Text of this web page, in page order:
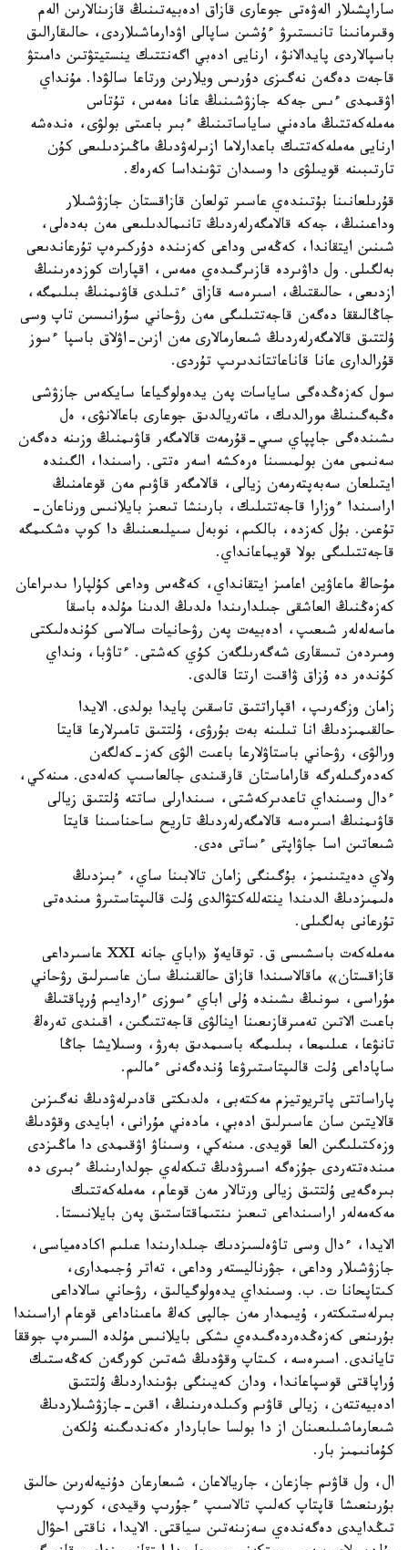
ساراپشىلار الەۋەتى جوعارى قازاق ادەبيەتىنىڭ قازىنالارىن الەم
وقىرمانىنا تانىستىرۋ ءۇشىن ساپالى اۋدارماشىلاردى، حالىقارالىق
باسپالاردى پايدالانۋ، ارنايى ادەبي اگەنتتىك ينستيتۋتىن دامىتۋ
قاجەت دەگەن نەگىزى دۇرىس ويلارىن ورتاعا سالۋدا. مۇنداي
اۋقىمدى ءىس جەكە جازۋشىنىڭ عانا ەمەس، تۇتاس
مەملەكەتتىڭ مادەني ساياساتىنىڭ ءبىر باعىتى بولۋى، ەندەشە
ارنايى مەملەكەتتىك باعدارلاما ازىرلەۋدىڭ ماڭىزدىلىعى كۇن
تارتىبىنە قويىلۋى دا وسىدان تۋىنداسا كەرەك.
قۇرىلعانىنا بۇتىندەي عاسىر تولعان قازاقستان جازۋشىلار
وداعىنىڭ، جەكە قالامگەرلەردىڭ تانىمالدىلىعى مەن بەدەلى،
شىنىن ايتقاندا، كەڭەس وداعى كەزىندە دۇركىرەپ تۇرعاندىعى
بەلگىلى. ول داۋىردە قازىرگىدەي ەمەس، اقپارات كوزدەرىنىڭ
ازدىعى، حالىقتىڭ، اسىرەسە قازاق ءتىلدى قاۋىمنىڭ بىلىمگە،
جاڭالىققا دەگەن قاجەتتىلىگى مەن رۋحاني سۇرانىسىن تاپ وسى
ۇلتتىق قالامگەرلەردىڭ شىعارمالارى مەن ازىن-اۋلاق باسپا ءسوز
قۇرالدارى عانا قاناعاتتاندىرىپ تۇردى.
سول كەزەڭدەگى ساياسات پەن يدەولوگياعا سايكەس جازۋشى
ەڭبەگىنىڭ مورالدىك، ماتەريالدىق جوعارى باعالانۋى، ەل
ىشىندەگى جاپپاي سىي-قۇرمەت قالامگەر قاۋىمنىڭ وزىنە دەگەن
سەنىمى مەن بولمىسىنا ەرەكشە اسەر ەتتى. راسىندا، الگىندە
ايتىلعان سەبەپتەرمەن زيالى، قالامگەر قاۋىم مەن قوعامنىڭ
اراسىندا ءوزارا قاجەتتىلىك، بارىنشا تىعىز بايلانىس ورناعان-
تۇعىن. بۇل كەزدە، بالكىم، نوبەل سىيلىعىنىڭ دا كوپ ەشكىمگە
قاجەتتىلىگى بولا قويماعانداي.
مۇحاڭ ماعاۋين اعامىز ايتقانداي، كەڭەس وداعى كۇلپارا ىدىراعان
كەزەڭنىڭ العاشقى جىلدارىندا ەلدىڭ الدىنا مۇلدە باسقا
ماسەلەلەر شىعىپ، ادەبيەت پەن رۋحانيات سالاسى كۇندەلىكتى
ومىردەن تىسقارى شەگەرىلگەن كۇي كەشتى. ءتاۋبا، ونداي
كۇندەر دە ۇزاق ۋاقىت ارتتا قالدى.
زامان وزگەرىپ، اقپاراتتىق تاسقىن پايدا بولدى. الايدا
حالقىمىزدىڭ انا تىلىنە بەت بۇرۋى، ۇلتتىق تامىرلارعا قايتا
ورالۋى، رۋحاني باستاۋلارعا باعىت الۋى كەز-كەلگەن
كەدەرگىلەرگە قاراماستان قارقىندى جالعاسىپ كەلەدى. مىنەكي،
ءدال وسىنداي تاعدىركەشتى، سىندارلى ساتتە ۇلتتىق زيالى
قاۋىمنىڭ اسىرەسە قالامگەرلەردىڭ تاريح ساحناسىنا قايتا
شىعاتىن اسا جاۋاپتى ءساتى ەدى.
ولاي دەيتىنىمز، بۇگىنگى زامان تالابىنا ساي، ءبىزدىڭ
ەلىمىزدىڭ الدىندا ينتەللەكتۋالدى ۇلت قالىپتاستىرۋ مىندەتى
تۇرعانى بەلگىلى.
مەملەكەت باسشىسى ق. توقايەۆ «اباي جانە XXI عاسىرداعى
قازاقستان» ماقالاسىندا قازاق حالقىنىڭ سان عاسىرلىق رۋحاني
مۇراسى، سونىڭ ىشىندە ۇلى اباي ءسوزى ءاردايىم ۇرپاقتىڭ
باعىت الاتىن تەمىرقازىعىنا اينالۋى قاجەتتىگىن، اقىندى تەرەڭ
تانۋعا، عىلىمعا، بىلىمگە باسىمدىق بەرۋ، وسىلايشا جاڭا
ساپاداعى ۇلت قالىپتاستىرۋعا ۇندەگەنى ءمالىم.
پاراساتتى پاتريوتيزم مەكتەبى، ەلدىكتى قادىرلەۋدىڭ نەگىزىن
قالايتىن سان عاسىرلىق ادەبي، مادەني مۇرانى، ابايدى وقۋدىڭ
وزەكتىلىگىن العا قويدى. مىنەكي، وسىناۋ اۋقىمدى دا ماڭىزدى
مىندەتتەردى جۇزەگە اسىرۋدىڭ تىكەلەي جولدارىنىڭ ءبىرى دە
بىرەگەيى ۇلتتىق زيالى ورتالار مەن قوعام، مەملەكەتتىك
مەكەمەلەر اراسىنداعى تىعىز ىنتىماقتاستىق پەن بايلانىستا.
الايدا، ءدال وسى تاۋەلسىزدىك جىلدارىندا عىلىم اكادەمياسى،
جازۋشىلار وداعى، جۋرناليستەر وداعى، تەاتر ۇجىمدارى،
كىتاپحانا ت. ب. وسىنداي يدەولوگيالىق، رۋحاني سالاداعى
بىرلەستىكتەر، ۇيىمدار مەن جالپى كەڭ ماعىناداعى قوعام اراسىندا
بۇرىنعى كەزەڭدەردەگىدەي ىشكى بايلانىس مۇلدە السىرەپ جوققا
تاياندى. اسىرەسە، كىتاپ وقۋدىڭ شەتىن كورگەن كەڭەستىك
ۇراپاقتى قوسپاعاندا، ودان كەيىنگى بۋىنداردىڭ ۇلتتىق
ادەبيەتتەن، زيالى قاۋىم وكىلدەرىنىڭ، اقىن-جازۋشىلاردىڭ
شىعارماشىلىعىنان از دا بولسا حاباردار ەكەندىگىنە ۇلكەن
كۇمانىمىز بار.
ال، ول قاۋىم جازعان، جاريالاعان، شىعارعان دۇنيەلەرىن حالىق
بۇرىنعىشا قاپتاپ كەلىپ تالاسىپ ءجۇرىپ وقيدى، كورىپ
تىڭدايدى دەگەندەي سەزىنەتىن سياقتى. الايدا، ناقتى احۋال